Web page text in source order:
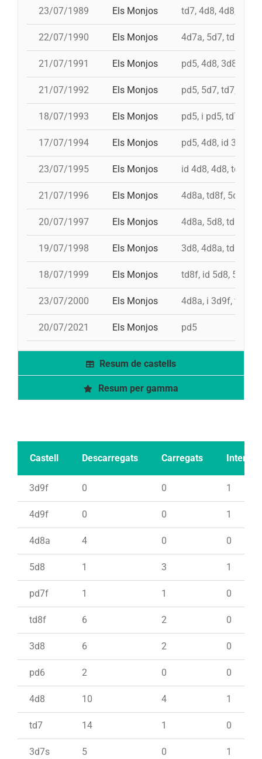
23/07/1989 Els Monjos td7, 4d8, 4d8, 3d8
22/07/1990 Els Monjos 4d7a, 5d7, td7,
21/07/1991 Els Monjos pd5, 4d8, 3d8, td8f
21/07/1992 Els Monjos pd5, 5d7, td7, 3d8c
18/07/1993 Els Monjos pd5, i pd5, td7,
17/07/1994 Els Monjos pd5, 4d8, id 3d8,
23/07/1995 Els Monjos id 4d8, 4d8, td7,
21/07/1996 Els Monjos 4d8a, td8f, 5d8c,
20/07/1997 Els Monjos 4d8a, 5d8, td8f, id
19/07/1998 Els Monjos 3d8, 4d8a, td8f,
18/07/1999 Els Monjos td8f, id 5d8, 5d8c,
23/07/2000 Els Monjos 4d8a, i 3d9f, td8f,
20/07/2021 Els Monjos pd5
Resum de castells
Resum per gamma
Castell Descarregats Carregats Intents
3d9f 0 0 1
4d9f 0 0 1
4d8a 4 0 0
5d8 1 3 1
pd7f 1 1 0
td8f 6 2 0
3d8 6 2 0
pd6 2 0 0
4d8 10 4 1
td7 14 1 0
3d7s 5 0 1